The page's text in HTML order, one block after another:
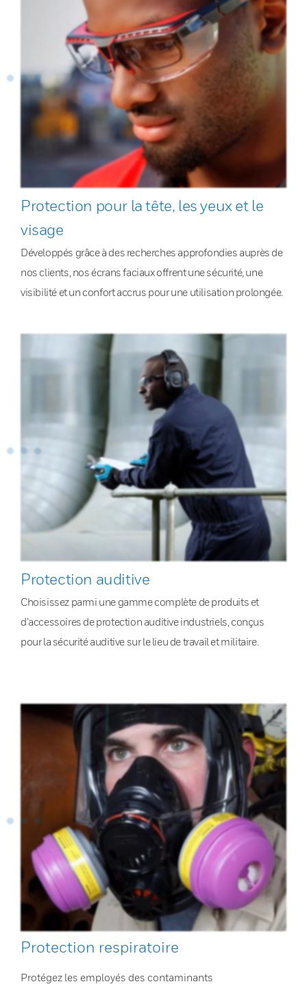
Protection pour la tête, les yeux et le
visage
Développés grâce à des recherches approfondies auprès de
nos clients, nos écrans faciaux offrent une sécurité, une
visibilité et un confort accrus pour une utilisation prolongée.
Protection auditive
Choisissez parmi une gamme complète de produits et
d’accessoires de protection auditive industriels, conçus
pour la sécurité auditive sur le lieu de travail et militaire.
Protection respiratoire
Protégez les employés des contaminants